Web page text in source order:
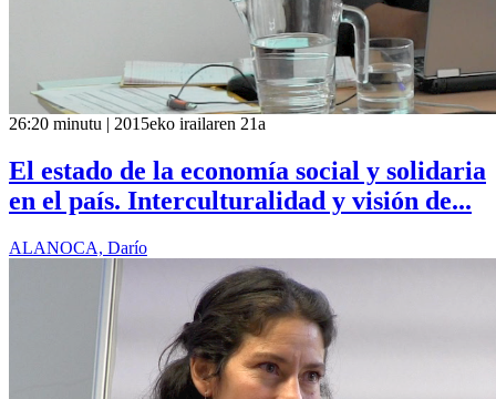
26:20 minutu | 2015eko irailaren 21a
El estado de la economía social y solidaria
en el país. Interculturalidad y visión de...
ALANOCA, Darío